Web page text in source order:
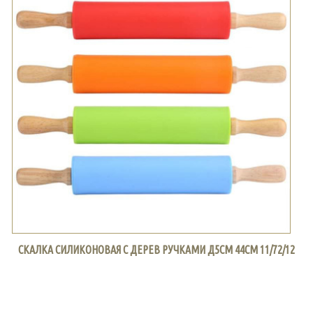
СКАЛКА СИЛИКОНОВАЯ С ДЕРЕВ РУЧКАМИ Д5СМ 44СМ 11/72/12